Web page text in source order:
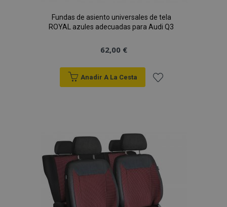
Fundas de asiento universales de tela
ROYAL azules adecuadas para Audi Q3
62,00 €
Anadir A La Cesta
de
Deseos